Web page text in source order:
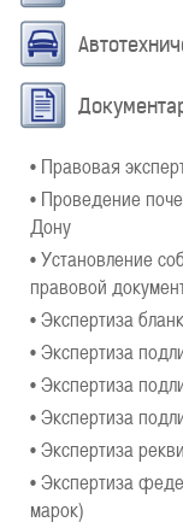
• Правовая
• Проведение
Дону
• Установление
правовой
• Экспертиза
• Экспертиза
• Экспертиза
• Экспертиза
• Экспертиза
• Экспертиза
марок)